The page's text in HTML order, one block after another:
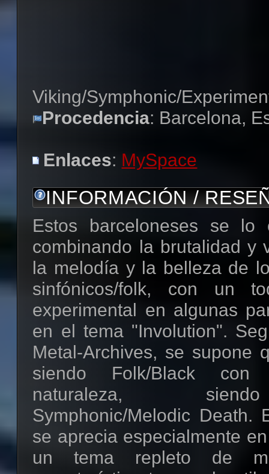
Viking/Symphonic/
Procedencia: Barcelona,
Enlaces: MySpace
INFORMACIÓN /
Estos barceloneses se lo
combinando la brutalidad y
la melodía y la belleza de
sinfónicos/folk, con un
experimental en algunas
en el tema "Involution".
Metal-Archives, se supone
siendo Folk/Black con
naturaleza,
Symphonic/Melodic Death.
se aprecia especialmente
un tema repleto de